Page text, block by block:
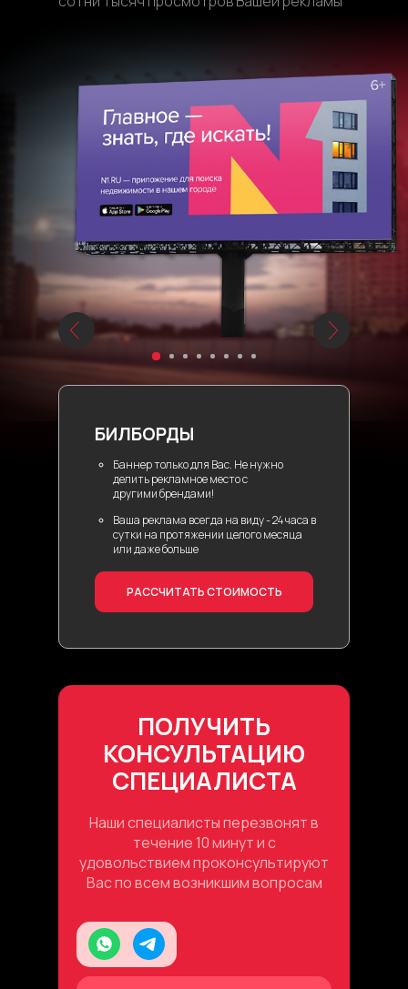
РАССЧИТАТЬ СТОИМОСТЬ
БИЛБОРДЫ
Баннер только для Вас. Не нужно
делить рекламное место с
другими брендами!
Ваша реклама всегда на виду - 24 часа в
сутки на протяжении целого месяца
или даже больше
ПОЛУЧИТЬ
КОНСУЛЬТАЦИЮ
СПЕЦИАЛИСТА
Наши специалисты перезвонят в
течение 10 минут и с
удовольствием проконсультируют
Вас по всем возникшим вопросам